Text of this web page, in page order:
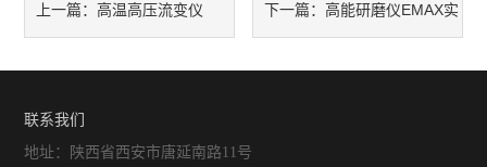
上一篇： 高温高压流变仪 下一篇： 高能研磨仪EMAX实
联系我们
地址：陕西省西安市唐延南路11号